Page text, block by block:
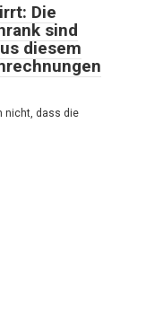
Die
sind
diesem
nicht, dass die